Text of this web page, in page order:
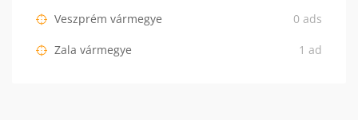
Veszprém vármegye 0 ads
Zala vármegye 1 ad